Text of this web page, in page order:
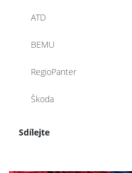
ATD
BEMU
RegioPanter
Škoda
Sdílejte